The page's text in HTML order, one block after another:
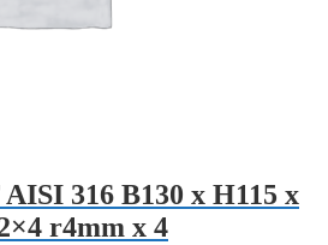
316 B130 x H115 x
r4mm x 4